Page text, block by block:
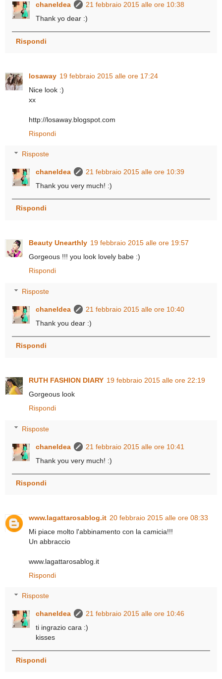
chaneldea
21 febbraio 2015 alle ore 10:38
Thank yo dear :)
Rispondi
losaway 19 febbraio 2015 alle ore 17:24
Nice look :)
xx
http://losaway.blogspot.com
Rispondi
Risposte
chaneldea
21 febbraio 2015 alle ore 10:39
Thank you very much! :)
Rispondi
Beauty Unearthly 19 febbraio 2015 alle ore 19:57
Gorgeous !!! you look lovely babe :)
Rispondi
Risposte
chaneldea
21 febbraio 2015 alle ore 10:40
Thank you dear :)
Rispondi
RUTH FASHION DIARY 19 febbraio 2015 alle ore 22:19
Gorgeous look
Rispondi
Risposte
chaneldea
21 febbraio 2015 alle ore 10:41
Thank you very much! :)
Rispondi
www.lagattarosablog.it 20 febbraio 2015 alle ore 08:33
Mi piace molto l'abbinamento con la camicia!!!
Un abbraccio
www.lagattarosablog.it
Rispondi
Risposte
chaneldea
21 febbraio 2015 alle ore 10:46
ti ingrazio cara :)
kisses
Rispondi